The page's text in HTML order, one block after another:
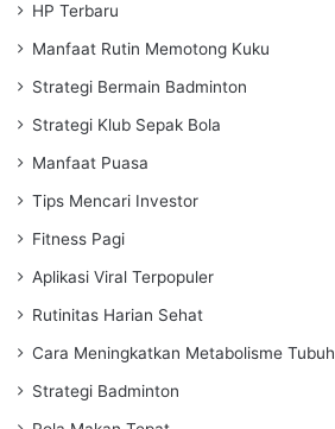
HP Terbaru
Manfaat Rutin Memotong Kuku
Strategi Bermain Badminton
Strategi Klub Sepak Bola
Manfaat Puasa
Tips Mencari Investor
Fitness Pagi
Aplikasi Viral Terpopuler
Rutinitas Harian Sehat
Cara Meningkatkan Metabolisme Tubuh
Strategi Badminton